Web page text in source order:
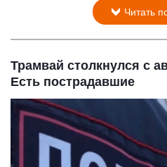
Читать
Трамвай столкнулся с
Есть пострадавшие